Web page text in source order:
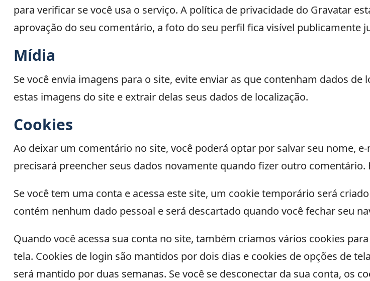
para verificar se você usa o serviço. A política de privacidade do Gravatar
aprovação do seu comentário, a foto do seu perfil fica visível publicamente
Mídia
Se você envia imagens para o site, evite enviar as que contenham dados
estas imagens do site e extrair delas seus dados de localização.
Cookies
Ao deixar um comentário no site, você poderá optar por salvar seu nome,
precisará preencher seus dados novamente quando fizer outro comentário.
Se você tem uma conta e acessa este site, um cookie temporário será
contém nenhum dado pessoal e será descartado quando você fechar seu
Quando você acessa sua conta no site, também criamos vários cookies
tela. Cookies de login são mantidos por dois dias e cookies de opções de
será mantido por duas semanas. Se você se desconectar da sua conta, os